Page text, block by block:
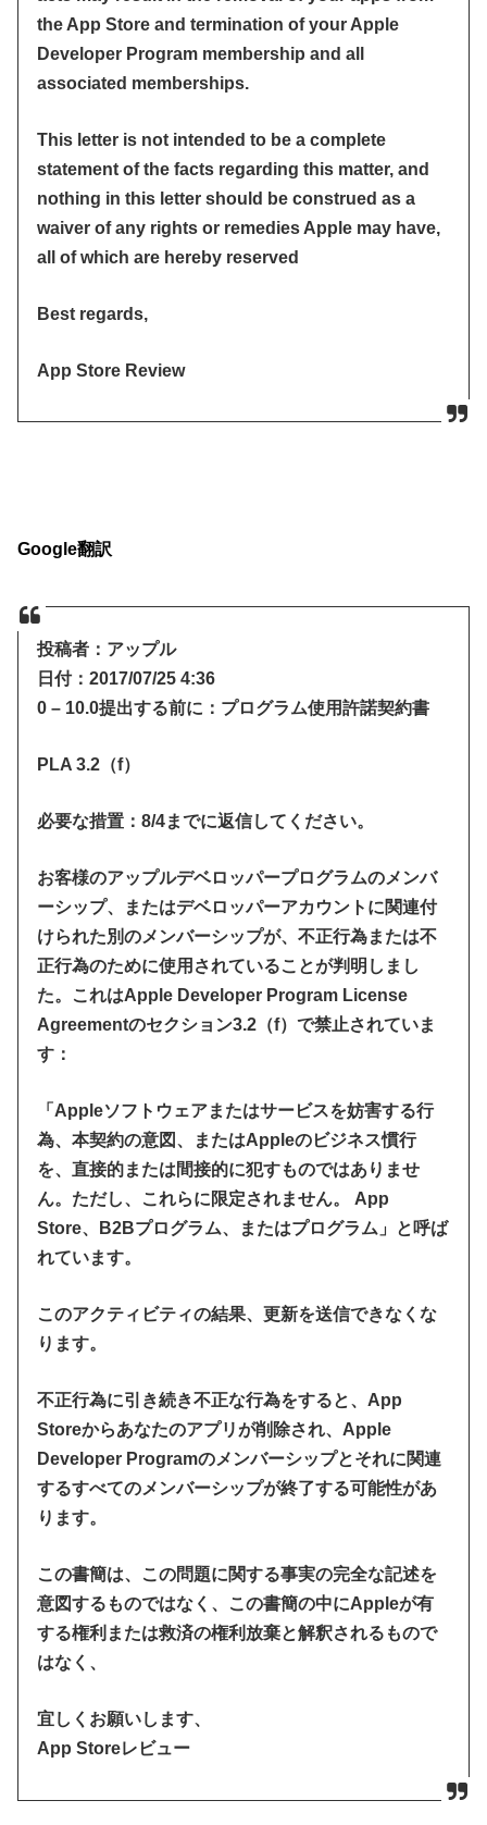
the App Store and termination of your Apple
Developer Program membership and all
associated memberships.
This letter is not intended to be a complete
statement of the facts regarding this matter, and
nothing in this letter should be construed as a
waiver of any rights or remedies Apple may have,
all of which are hereby reserved
Best regards,
App Store Review
Google翻訳
投稿者：アップル
日付：2017/07/25 4:36
0 – 10.0提出する前に：プログラム使用許諾契約書
PLA 3.2（f）
必要な措置：8/4までに返信してください。
お客様のアップルデベロッパープログラムのメンバ
ーシップ、またはデベロッパーアカウントに関連付
けられた別のメンバーシップが、不正行為または不
正行為のために使用されていることが判明しまし
た。これはApple Developer Program License
Agreementのセクション3.2（f）で禁止されていま
す：
「Appleソフトウェアまたはサービスを妨害する行
為、本契約の意図、またはAppleのビジネス慣行
を、直接的または間接的に犯すものではありませ
ん。ただし、これらに限定されません。 App
Store、B2Bプログラム、またはプログラム」と呼ば
れています。
このアクティビティの結果、更新を送信できなくな
ります。
不正行為に引き続き不正な行為をすると、App
Storeからあなたのアプリが削除され、Apple
Developer Programのメンバーシップとそれに関連
するすべてのメンバーシップが終了する可能性があ
ります。
この書簡は、この問題に関する事実の完全な記述を
意図するものではなく、この書簡の中にAppleが有
する権利または救済の権利放棄と解釈されるもので
はなく、
宜しくお願いします、
App Storeレビュー